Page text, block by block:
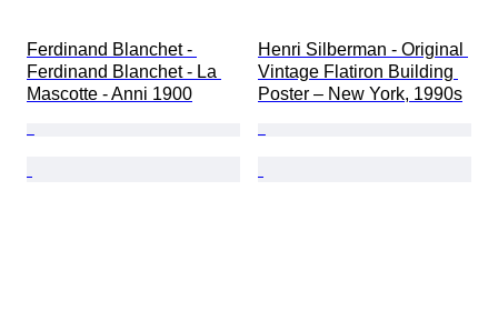
Ferdinand Blanchet -
Ferdinand Blanchet - La
Mascotte - Anni 1900
Henri Silberman - Original
Vintage Flatiron Building
Poster – New York, 1990s